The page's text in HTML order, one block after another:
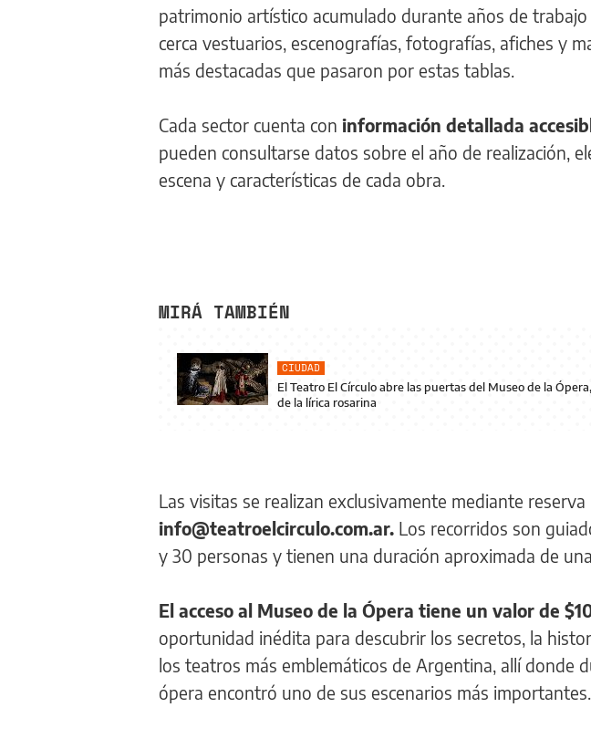
patrimonio artístico acumulado durante años de
cerca vestuarios, escenografías, fotografías, afiches y
más destacadas que pasaron por estas tablas.
Cada sector cuenta con información detallada
pueden consultarse datos sobre el año de realización,
escena y características de cada obra.
MIRÁ TAMBIÉN
CIUDAD
El Teatro El Círculo abre las puertas del Museo de la
de la lírica rosarina
Las visitas se realizan exclusivamente mediante
info@teatroelcirculo.com.ar. Los recorridos son
y 30 personas y tienen una duración aproximada de
El acceso al Museo de la Ópera tiene un valor de
oportunidad inédita para descubrir los secretos, la
los teatros más emblemáticos de Argentina, allí donde
ópera encontró uno de sus escenarios más importantes.